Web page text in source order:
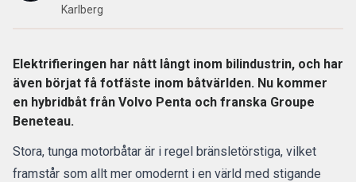
Karlberg
Elektrifieringen har nått långt inom bilindustrin, och har
även börjat få fotfäste inom båtvärlden. Nu kommer
en hybridbåt från Volvo Penta och franska Groupe
Beneteau.
Stora, tunga motorbåtar är i regel bränsletörstiga, vilket
framstår som allt mer omodernt i en värld med stigande